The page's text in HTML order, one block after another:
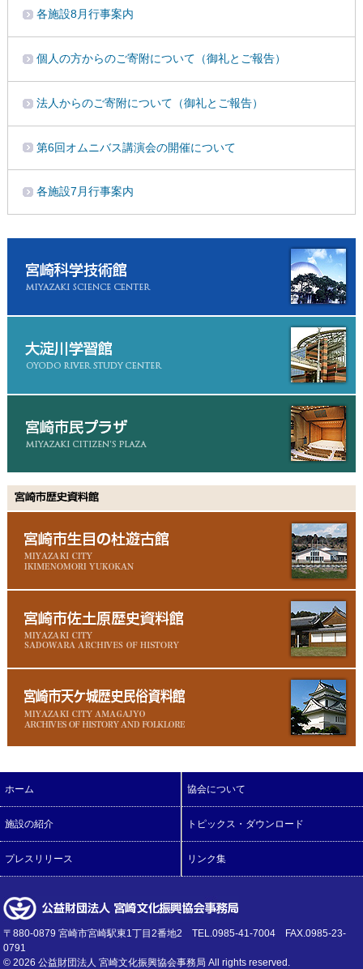
各施設8月行事案内
個人の方からのご寄附について（御礼とご報告）
法人からのご寄附について（御礼とご報告）
第6回オムニバス講演会の開催について
各施設7月行事案内
ホーム 協会について
施設の紹介 トピックス・ダウンロード
プレスリリース リンク集
〒880-0879 宮崎市宮崎駅東1丁目2番地2 TEL.0985-41-7004 FAX.0985-23-
0791
©2026 公益財団法人 宮崎文化振興協会事務局 All rights reserved.